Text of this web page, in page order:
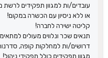
עובדים/ות למגוון תפקידים
או ללא ניסיון עם הכשרה במקום!
קליטה ישירה לחברה!
תנאים שכר ונלווים מעולים
דרושים/ות למחלקות קופה,
מגוון תפקידים כולל תפקידי ניהול!